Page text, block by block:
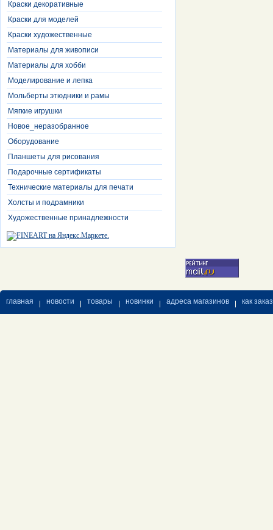
Краски декоративные
Краски для моделей
Краски художественные
Материалы для живописи
Материалы для хобби
Моделирование и лепка
Мольберты этюдники и рамы
Мягкие игрушки
Новое_неразобранное
Оборудование
Планшеты для рисования
Подарочные сертификаты
Технические материалы для печати
Холсты и подрамники
Художественные принадлежности
главная новости товары новинки адреса магазинов как